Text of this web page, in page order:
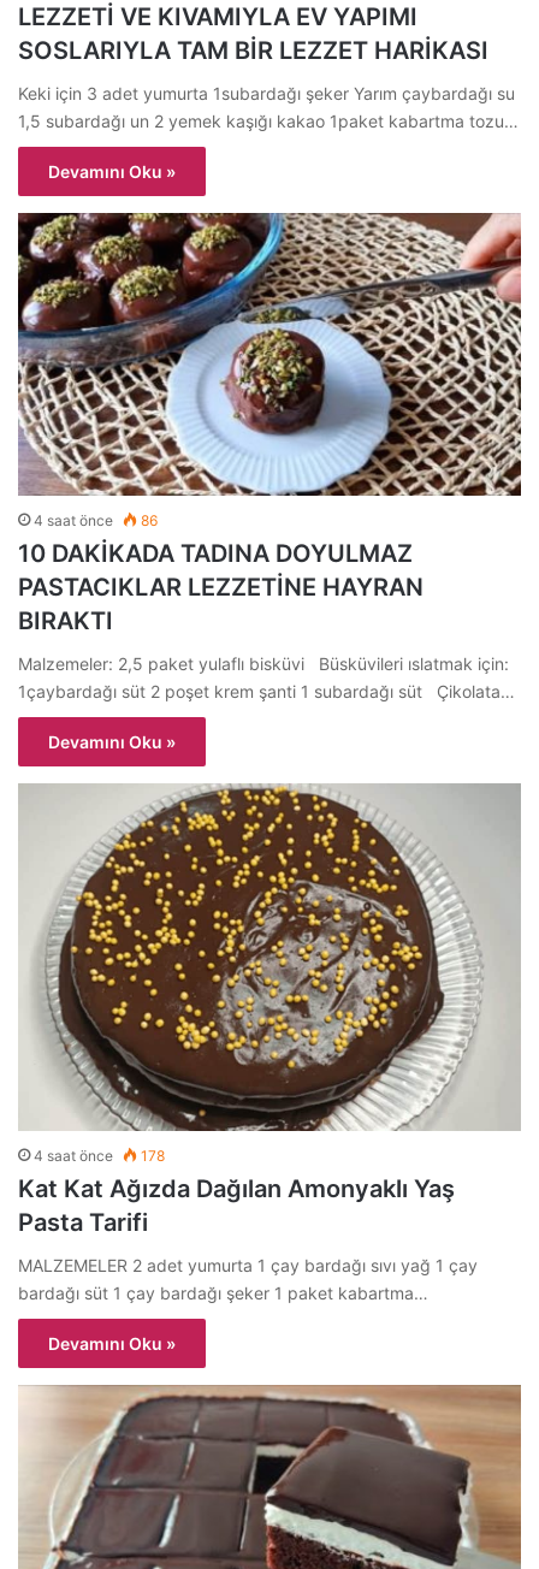
LEZZETİ VE KIVAMIYLA EV YAPIMI
SOSLARIYLA TAM BİR LEZZET HARİKASI
Keki için 3 adet yumurta 1subardağı şeker Yarım çaybardağı su
1,5 subardağı un 2 yemek kaşığı kakao 1paket kabartma tozu…
Devamını Oku »
4 saat önce 86
10 DAKİKADA TADINA DOYULMAZ
PASTACIKLAR LEZZETİNE HAYRAN
BIRAKTI
Malzemeler: 2,5 paket yulaflı bisküvi Büsküvileri ıslatmak için:
1çaybardağı süt 2 poşet krem şanti 1 subardağı süt Çikolata…
Devamını Oku »
4 saat önce 178
Kat Kat Ağızda Dağılan Amonyaklı Yaş
Pasta Tarifi
MALZEMELER 2 adet yumurta 1 çay bardağı sıvı yağ 1 çay
bardağı süt 1 çay bardağı şeker 1 paket kabartma…
Devamını Oku »